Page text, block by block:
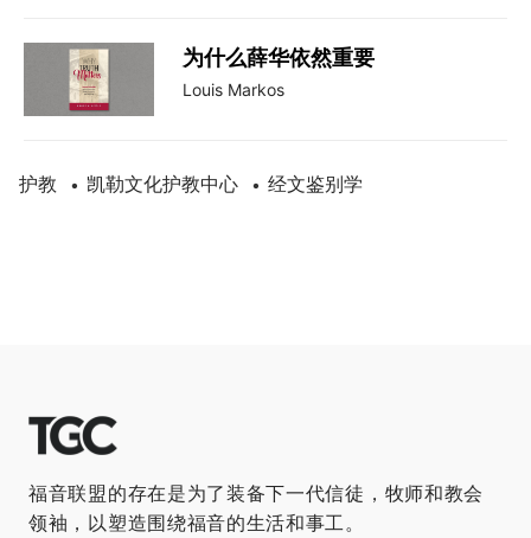
为什么薛华依然重要
Louis Markos
护教 • 凯勒文化护教中心 • 经文鉴别学
福音联盟的存在是为了装备下一代信徒，牧师和教会
领袖，以塑造围绕福音的生活和事工。